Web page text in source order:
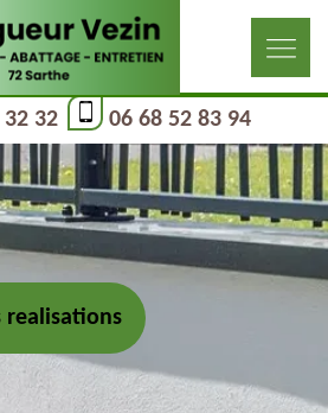
32 06 68 52 83 94
realisations